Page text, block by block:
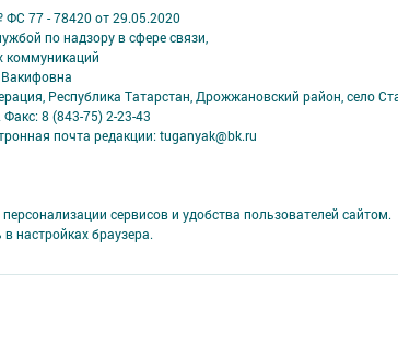
77 - 78420 от 29.05.2020
по надзору в сфере связи,
коммуникаций
Республика Татарстан, Дрожжановский район, село
8 (843-75) 2-23-43
почта редакции: tuganyak@bk.ru
персонализации сервисов и удобства пользователей сайтом.
настройках браузера.